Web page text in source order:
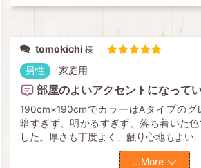
tomokichi
男性 家庭用
部屋のよいアクセントになって
190cm×190cmでカラーはAタイプのグ
暗すぎず、明かるすぎず、落ち着いた
した。厚さも丁度よく、触り心地もよい
...More